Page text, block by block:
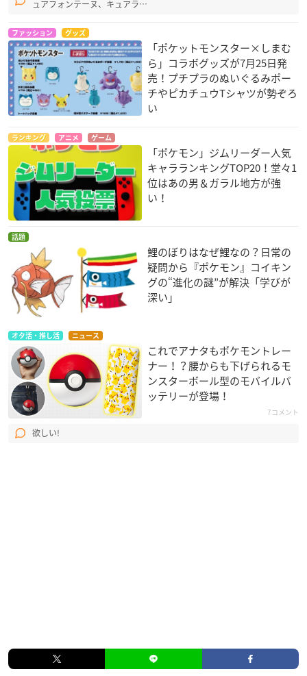
ュアフォンテーヌ、キュアラ…
ファッション グッズ
「ポケットモンスター×しまむ
ら」コラボグッズが7月25日発
売！プチプラのぬいぐるみポー
チやピカチュウTシャツが勢ぞろ
い
ランキング アニメ ゲーム
「ポケモン」ジムリーダー人気
キャラランキングTOP20！堂々1
位はあの男＆ガラル地方が強
い！
話題
鯉のぼりはなぜ鯉なの？日常の
疑問から『ポケモン』コイキン
グの“進化の謎”が解決「学びが
深い」
オタ活・推し活 ニュース
これでアナタもポケモントレー
ナー！？腰からも下げられるモ
ンスターボール型のモバイルバ
ッテリーが登場！
7コメント
欲しい!